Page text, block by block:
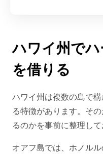
ハワイ州で
を借りる
ハワイ州は複数の島で
る特徴があります。そ
るのかを事前に整理して
オアフ島では、ホノル